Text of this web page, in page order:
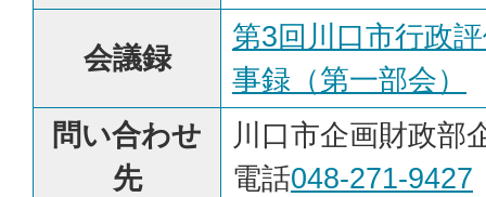
会議録
第3回川口市行政
事録（第一部会）
問い合わせ
先
川口市企画財政部
電話048-271-9427